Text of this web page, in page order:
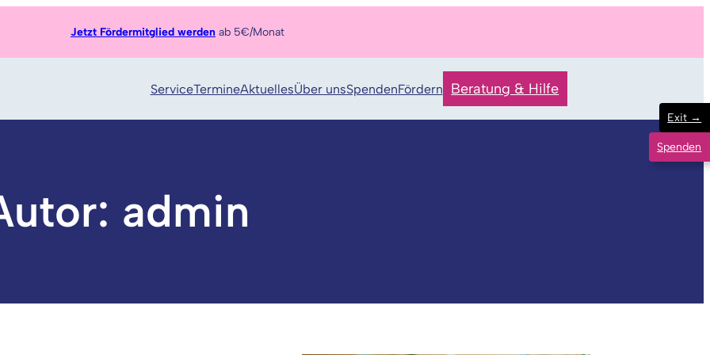
Jetzt Fördermitglied werden ab 5€/Monat
ServiceTermineAktuellesÜber unsSpendenFördern Beratung & Hilfe
admin
Exit →
Spenden